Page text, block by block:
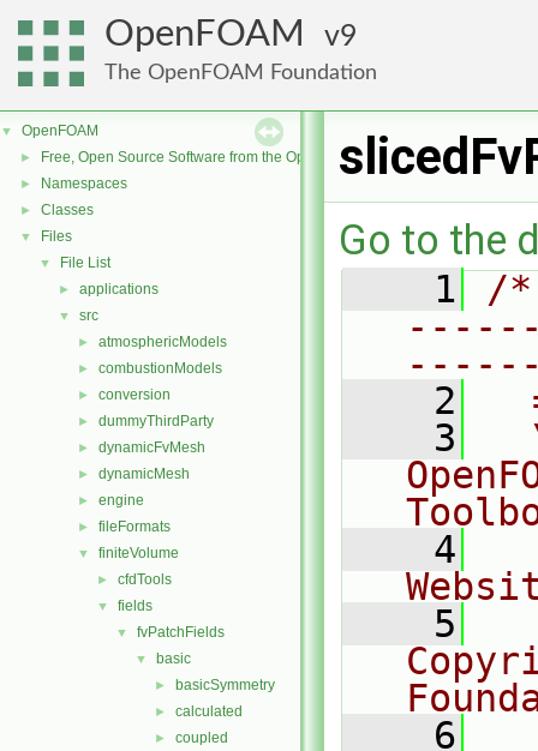
OpenFOAM 9
The OpenFOAM Foundation
▼ OpenFOAM
► Free, Open Source Software from the OpenFOAM Foundation
► Namespaces
► Classes
▼ Files
▼ File List
► applications
▼ src
► atmosphericModels
► combustionModels
► conversion
► dummyThirdParty
► dynamicFvMesh
► dynamicMesh
► engine
► fileFormats
▼ finiteVolume
► cfdTools
▼ fields
▼ fvPatchFields
▼ basic
► basicSymmetry
► calculated
► coupled
Go to the
    1
/
    2
    3
    4
    5
    6